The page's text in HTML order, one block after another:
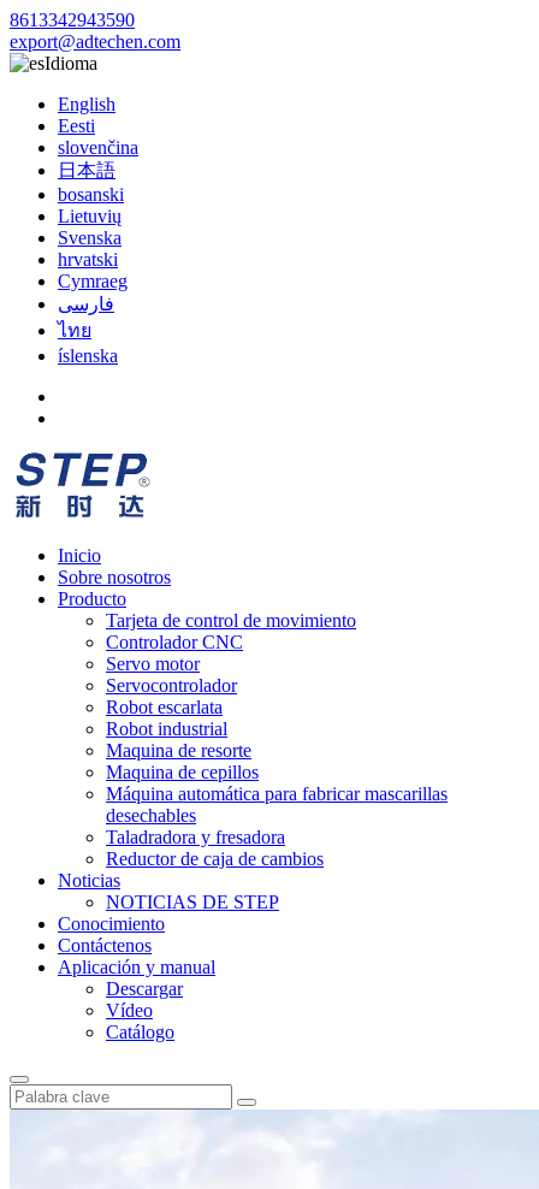
8613342943590
export@adtechen.com
Idioma
English
Eesti
slovenčina
日本語
bosanski
Lietuvių
Svenska
hrvatski
Cymraeg
فارسی
ไทย
íslenska
Inicio
Sobre nosotros
Producto
Tarjeta de control de movimiento
Controlador CNC
Servo motor
Servocontrolador
Robot escarlata
Robot industrial
Maquina de resorte
Maquina de cepillos
Máquina automática para fabricar mascarillas
desechables
Taladradora y fresadora
Reductor de caja de cambios
Noticias
NOTICIAS DE STEP
Conocimiento
Contáctenos
Aplicación y manual
Descargar
Vídeo
Catálogo